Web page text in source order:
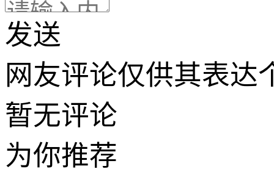
发送
网友评论仅供其表达
暂无评论
为你推荐